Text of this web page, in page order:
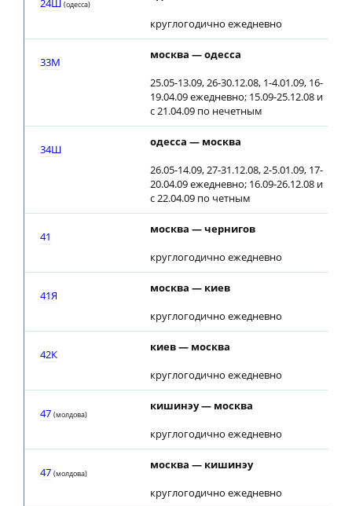
24Ш (одесса)
круглогодично ежедневно
33М
москва — одесса
25.05-13.09, 26-30.12.08, 1-4.01.09, 16-
19.04.09 ежедневно; 15.09-25.12.08 и
с 21.04.09 по нечетным
34Ш
одесса — москва
26.05-14.09, 27-31.12.08, 2-5.01.09, 17-
20.04.09 ежедневно; 16.09-26.12.08 и
с 22.04.09 по четным
41
москва — чернигов
круглогодично ежедневно
41Я
москва — киев
круглогодично ежедневно
42К
киев — москва
круглогодично ежедневно
47 (молдова)
кишинэу — москва
круглогодично ежедневно
47 (молдова)
москва — кишинэу
круглогодично ежедневно